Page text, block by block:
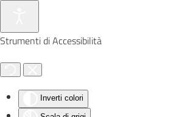
Strumenti di Accessibilità
Inverti colori
Skip to main content